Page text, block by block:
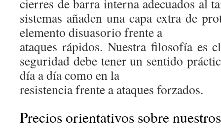
cierres de barra interna adecuados al
sistemas añaden una capa extra de
elemento disuasorio frente a
ataques rápidos. Nuestra filosofía es
seguridad debe tener un sentido
día a día como en la
resistencia frente a ataques forzados.
Precios orientativos sobre